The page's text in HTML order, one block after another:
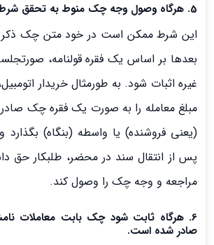
5. هرگاه وصول وجه چک منوط به تحقق شرطی شده باشد
این شرط ممکن است در خود متن چک ذکر
بعدها بر اساس یک فقره قولنامه،
غیره اثبات شود. به طورمثال خریدار
مبلغ معامله را به صورت یک فقره چک صادر
(یعنی فروشنده) یا واسطه (بنگاه) بگذارد
پس از انتقال سند در محضر، طلبکار حق
مراجعه و وجه چک را وصول کند.
6. هرگاه ثابت شود چک بابت معاملات
صادر شده است.